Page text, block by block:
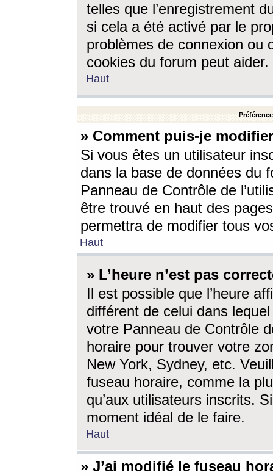
telles que l’enregistrement
si cela a été activé par le
problèmes de connexion ou
cookies du forum peut aider.
Haut
» Comment puis-je
Si vous êtes un utilisateur
dans la base de données du
Panneau de Contrôle de
être trouvé en haut des
permettra de modifier tous
Haut
» L’heure n’est pas
Il est possible que l’heure
différent de celui dans
votre Panneau de Contrôle
horaire pour trouver votre
New York, Sydney, etc.
fuseau horaire, comme la
qu’aux utilisateurs inscrits.
moment idéal de le faire.
Haut
» J’ai modifié le fuseau